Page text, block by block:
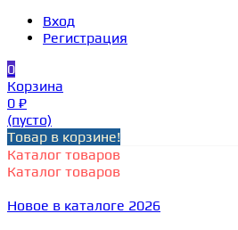
Вход
Регистрация
0
Корзина
0 ₽
(пусто)
Товар в корзине!
Каталог товаров
Каталог товаров
Новое в каталоге 2026